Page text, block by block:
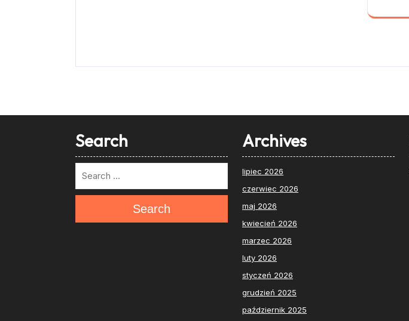
Search
Search
Archives
lipiec 2026
czerwiec 2026
maj 2026
kwiecień 2026
marzec 2026
luty 2026
styczeń 2026
grudzień 2025
październik 2025